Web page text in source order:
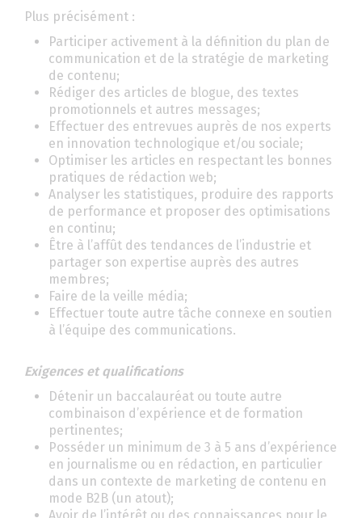
Plus précisément :
Participer activement à la définition du plan de
communication et de la stratégie de marketing
de contenu;
Rédiger des articles de blogue, des textes
promotionnels et autres messages;
Effectuer des entrevues auprès de nos experts
en innovation technologique et/ou sociale;
Optimiser les articles en respectant les bonnes
pratiques de rédaction web;
Analyser les statistiques, produire des rapports
de performance et proposer des optimisations
en continu;
Être à l’affût des tendances de l’industrie et
partager son expertise auprès des autres
membres;
Faire de la veille média;
Effectuer toute autre tâche connexe en soutien
à l’équipe des communications.
Exigences et qualifications
Détenir un baccalauréat ou toute autre
combinaison d’expérience et de formation
pertinentes;
Posséder un minimum de 3 à 5 ans d’expérience
en journalisme ou en rédaction, en particulier
dans un contexte de marketing de contenu en
mode B2B (un atout);